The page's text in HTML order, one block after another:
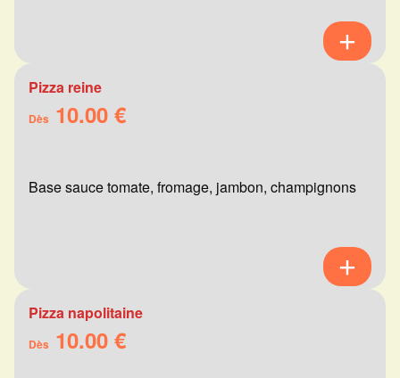
Pizza reine
Dès 10.00 €
Base sauce tomate, fromage, jambon, champignons
Pizza napolitaine
Dès 10.00 €